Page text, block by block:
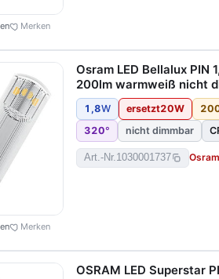
Merken
Merken
Osram LED Bellalux PIN
200lm warmweiß nicht
1,8W ersetzt20W
320° nicht dimmbar
Art.-Nr. 1030001737 Osram
OSRAM LED Superstar